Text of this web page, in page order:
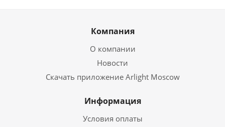
Компания
О компании
Новости
Скачать приложение Arlight Moscow
Информация
Условия оплаты